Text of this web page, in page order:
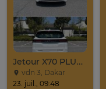
Jetour X70 PLUS 2024
vdn 3, Dakar
23. juil., 09:48